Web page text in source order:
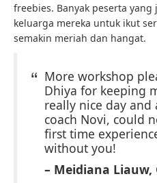
freebies. Banyak peserta
keluarga mereka untuk ikut
semakin meriah dan hangat.
More workshop
Dhiya for keeping
really nice day
coach Novi, could
first time
without you!
– Meidiana